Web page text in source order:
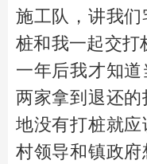
施工队，讲我
桩和我一起交打
一年后我才知
两家拿到退还
地没有打桩就
村领导和镇政